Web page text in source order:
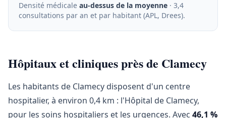
Densité médicale au-dessus de la moyenne · 3,4
consultations par an et par habitant (APL, Drees).
Hôpitaux et cliniques près de Clamecy
Les habitants de Clamecy disposent d'un centre
hospitalier, à environ 0,4 km : l'Hôpital de Clamecy,
pour les soins hospitaliers et les urgences. Avec 46,1 %